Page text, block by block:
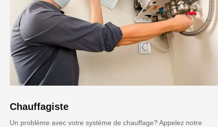
Chauffagiste
Un problème avec votre système de chauffage? Appelez notre